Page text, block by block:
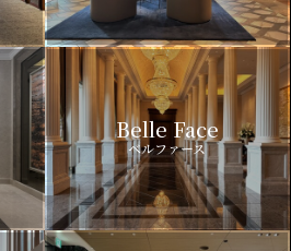
Belle Face
ベルファース